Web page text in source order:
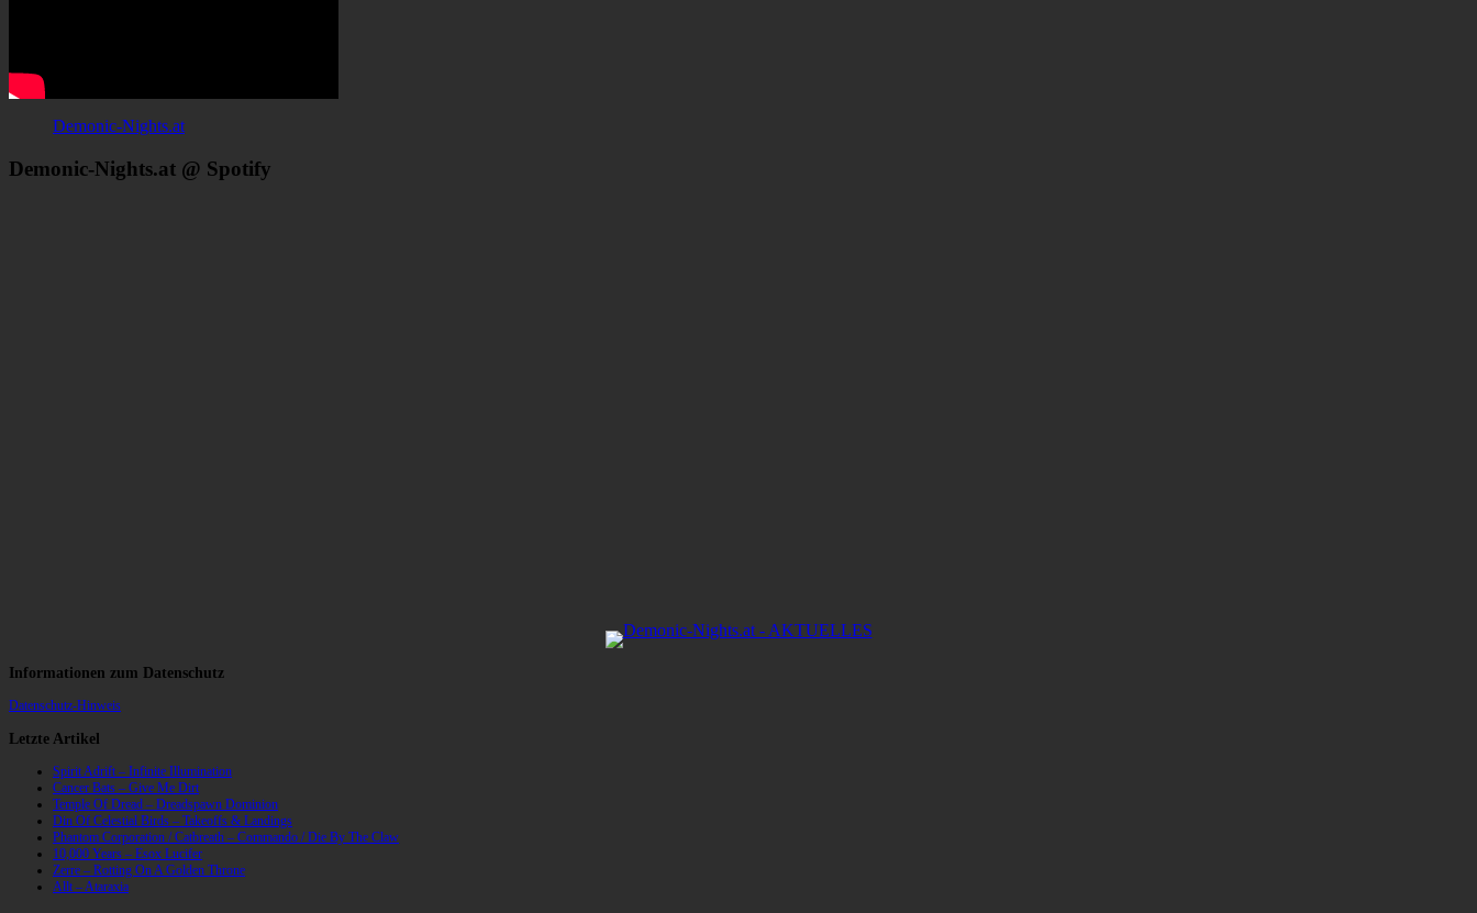
Demonic-Nights.at
Demonic-Nights.at @ Spotify
Informationen zum Datenschutz
Datenschutz-Hinweis
Letzte Artikel
Spirit Adrift – Infinite Illumination
Cancer Bats – Give Me Dirt
Temple Of Dread – Dreadspawn Dominion
Din Of Celestial Birds – Takeoffs & Landings
Phantom Corporation / Catbreath – Commando / Die By The Claw
10,000 Years – Esox Lucifer
Zerre – Rotting On A Golden Throne
Allt – Ataraxia